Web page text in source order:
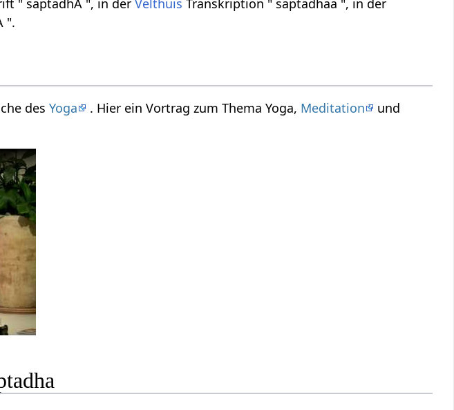
" saptadhA ", in derVelthuis Transkription " saptadhaa ", in der
".
desYoga . Hier ein Vortrag zum Thema Yoga, Meditation
und